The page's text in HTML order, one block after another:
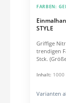
STYLE
FARBEN:
Griffige
trendigen
Stck.
Finger-Oberfläche innen chloriert
EN 374-
Inhalt: 1000
Varianten